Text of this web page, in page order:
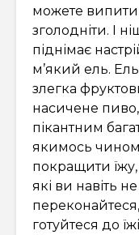
можете випити
зголодніти. І
піднімає
м’який ель.
злегка
насичене
пікантним
якимось
покращити їжу,
які ви навіть
готуйтеся до